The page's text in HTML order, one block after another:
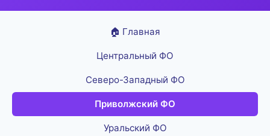
🏠 Главная
Центральный ФО
Северо-Западный ФО
Приволжский ФО
Уральский ФО